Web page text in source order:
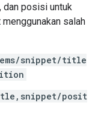
dan posisi untuk
salah
snippet/title
posit